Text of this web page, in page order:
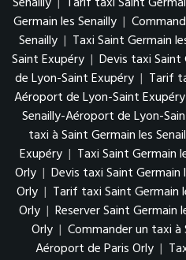
Germain les Senailly |
Senailly | Taxi Saint Germain
Saint Exupéry | Devis taxi Saint
de Lyon-Saint Exupéry | Tarif
Aéroport de Lyon-Saint Exupéry
Senailly-Aéroport de Lyon-
taxi à Saint Germain les
Exupéry | Taxi Saint Germain
Orly | Devis taxi Saint
Orly | Tarif taxi Saint Germain
Orly | Reserver Saint Germain
Orly | Commander un taxi à
Aéroport de Paris Orly |